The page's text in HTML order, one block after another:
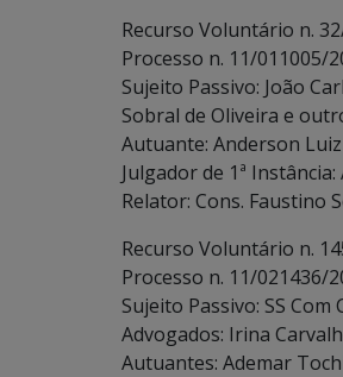
Recurso Voluntário n.
Processo n. 11/011005/
Sujeito Passivo: João
Sobral de Oliveira e
Autuante: Anderson
Julgador de 1ª
Relator: Cons. Faustino
Recurso Voluntário n.
Processo n. 11/021436/
Sujeito Passivo: SS
Advogados: Irina
Autuantes: Ademar